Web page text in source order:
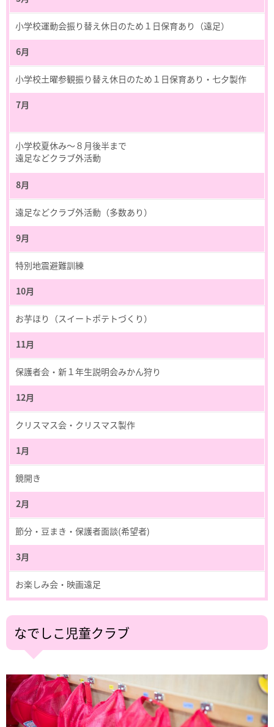
小学校運動会振り替え休日のため１日保育あり（遠足）
6月
小学校土曜参観振り替え休日のため１日保育あり・七夕製作
7月
小学校夏休み～８月後半まで
遠足などクラブ外活動
8月
遠足などクラブ外活動（多数あり）
9月
特別地震避難訓練
10月
お芋ほり（スイートポテトづくり）
11月
保護者会・新１年生説明会みかん狩り
12月
クリスマス会・クリスマス製作
1月
鏡開き
2月
節分・豆まき・保護者面談(希望者)
3月
お楽しみ会・映画遠足
なでしこ児童クラブ